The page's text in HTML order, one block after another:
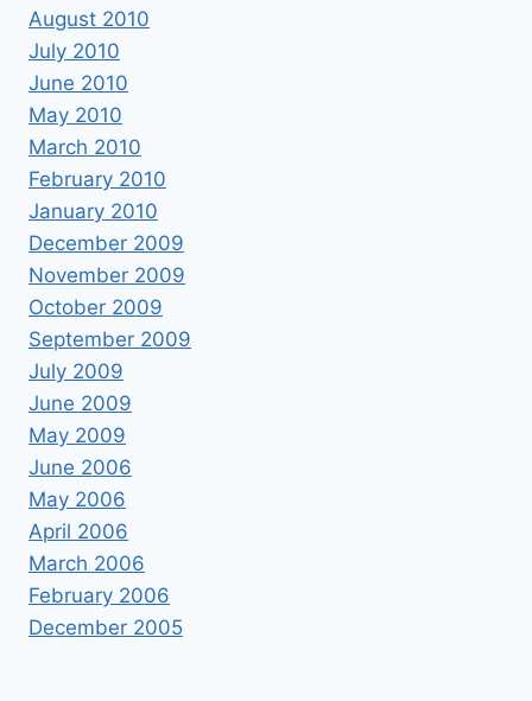
August 2010
July 2010
June 2010
May 2010
March 2010
February 2010
January 2010
December 2009
November 2009
October 2009
September 2009
July 2009
June 2009
May 2009
June 2006
May 2006
April 2006
March 2006
February 2006
December 2005